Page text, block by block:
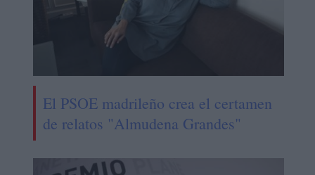
El PSOE madrileño crea el certamen
de relatos "Almudena Grandes"